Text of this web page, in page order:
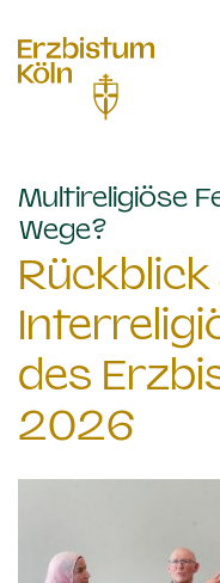
Multireligiöse
Wege?
des
2026